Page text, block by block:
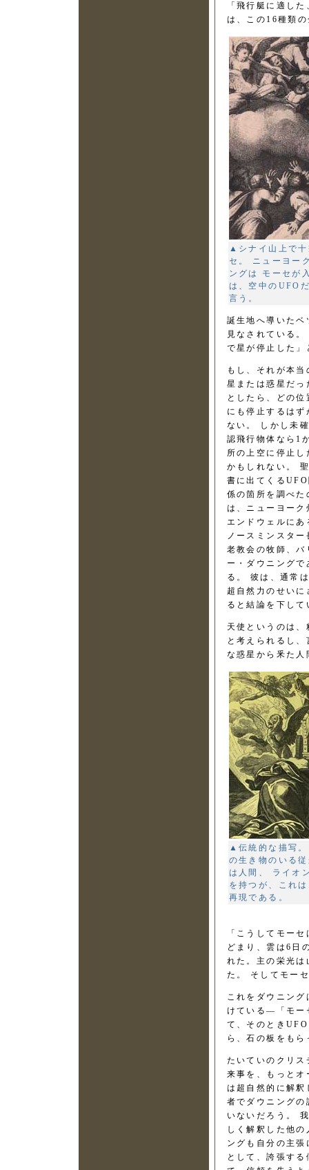
「飛行艇に適し
は、この16種類
▲シナイ山上で
セ。 ニューヨー
ングは モーセが
は、空中のUFO
言う。
誕生地へ導いた
見なされている
で星が停止した
もし、それが本当
星または惑星だっ
としたら、どの位
にも停止するはず
ない。 しかし未
認飛行物体なら1
所の上空に停止し
かもしれない。
書に出てくる
係の箇所を調べた
は、ニューヨーク
エンドウェルにあ
ノースミンスター
老教会の牧師、バ
ー・ダウニングで
る。 彼は、通常
超自然力のせい
ると結論を下して
天使というのは
と考えられるし
な惑星から釆た
▲伝統的な描写
の生き物のいる
は人間、 ライオ
を持つが、これ
再現である。
「こうしてモー
どまり、雲は6日
れた。主の栄光
た。 そしてモー
これをダウニン
けている―「モー
て、そのとき
ら、石の板をも
たいていのクリ
来事を、もっと
は超自然的に解
者でダウニング
いないだろう。
しく解釈した他
ングも自分の主
として、誇張す